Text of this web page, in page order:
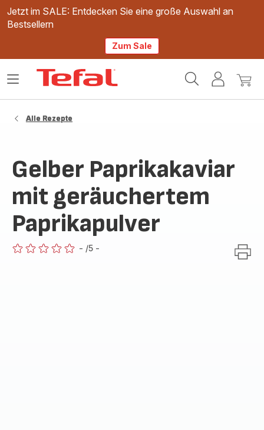
Jetzt im SALE: Entdecken Sie eine große Auswahl an
Bestsellern
Zum Sale
Mein
Mein
Das
Alle Rezepte
Gelber Paprikakaviar
mit geräuchertem
Paprikapulver
- /5 -